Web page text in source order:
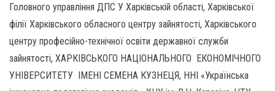
Головного управління ДПС У Харківській області, Харківської
філії Харківського обласного центру зайнятості, Харківського
центру професійно-технічної освіти державної служби
зайнятості, ХАРКІВСЬКОГО НАЦІОНАЛЬНОГО ЕКОНОМІЧНОГО
УНІВЕРСИТЕТУ ІМЕНІ СЕМЕНА КУЗНЕЦЯ, ННІ «Українська